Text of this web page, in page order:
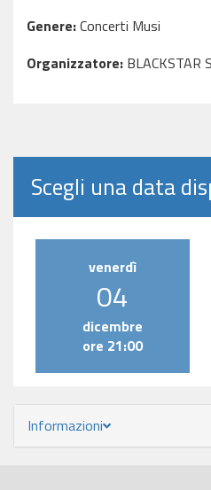
Genere:Concerti Musi
Organizzatore: BLACKSTAR
Scegli una data
venerdì
04
dicembre
ore 21:00
Informazioni